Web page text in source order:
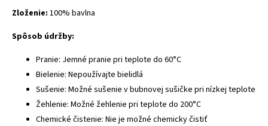
Zloženie: 100% bavlna
Spôsob údržby:
Pranie: Jemné pranie pri teplote do 60°C
Bielenie: Nepoužívajte bielidlá
Sušenie: Možné sušenie v bubnovej sušičke pri nízkej teplote
Žehlenie: Možné žehlenie pri teplote do 200°C
Chemické čistenie: Nie je možné chemicky čistiť